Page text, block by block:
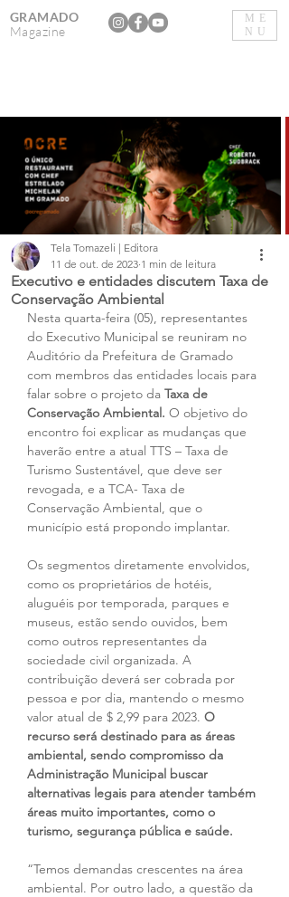
ME
NU
GRAMADO
Magazine
Executivo e entidades discutem Taxa de
Conservação Ambiental
Tela Tomazeli | Editora
11 de out. de 2023 1 min de leitura
Nesta quarta-feira (05), representantes
do Executivo Municipal se reuniram no
Auditório da Prefeitura de Gramado
com membros das entidades locais para
falar sobre o projeto da Taxa de
Conservação Ambiental. O objetivo do
encontro foi explicar as mudanças que
haverão entre a atual TTS – Taxa de
Turismo Sustentável, que deve ser
revogada, e a TCA- Taxa de
Conservação Ambiental, que o
município está propondo implantar.
Os segmentos diretamente envolvidos,
como os proprietários de hotéis,
aluguéis por temporada, parques e
museus, estão sendo ouvidos, bem
como outros representantes da
sociedade civil organizada. A
contribuição deverá ser cobrada por
pessoa e por dia, mantendo o mesmo
valor atual de $ 2,99 para 2023. O
recurso será destinado para as áreas
ambiental, sendo compromisso da
Administração Municipal buscar
alternativas legais para atender também
áreas muito importantes, como o
turismo, segurança pública e saúde.
“Temos demandas crescentes na área
ambiental. Por outro lado, a questão da